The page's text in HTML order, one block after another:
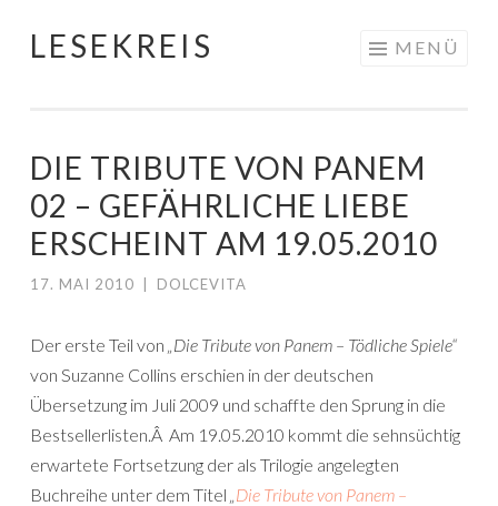
Springe
LESEKREIS MENÜ
DIE TRIBUTE VON PANEM
02 – GEFÄHRLICHE LIEBE
ERSCHEINT AM 19.05.2010
17. MAI 2010 DOLCEVITA
Der erste Teil von „Die Tribute von Panem – Tödliche Spiele“
von Suzanne Collins erschien in der deutschen
Übersetzung im Juli 2009 und schaffte den Sprung in die
Bestsellerlisten.Â Am 19.05.2010 kommt die sehnsüchtig
erwartete Fortsetzung der als Trilogie angelegten
Buchreihe unter dem Titel „Die Tribute von Panem –